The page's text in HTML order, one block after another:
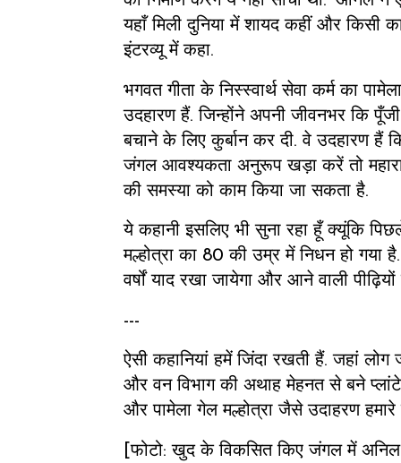
यहाँ मिली दुनिया में शायद कहीं और किसी
इंटरव्यू में कहा.
भगवत गीता के निस्स्वार्थ सेवा कर्म का
उदहारण हैं. जिन्होंने अपनी जीवनभर कि
बचाने के लिए कुर्बान कर दी. वे उदहारण हैं
जंगल आवश्यकता अनुरूप खड़ा करें तो
की समस्या को काम किया जा सकता है.
ये कहानी इसलिए भी सुना रहा हूँ क्यूंकि
मल्होत्रा का 80 की उम्र में निधन हो गया
वर्षों याद रखा जायेगा और आने वाली
---
ऐसी कहानियां हमें जिंदा रखती हैं. जहां
और वन विभाग की अथाह मेहनत से बने
और पामेला गेल मल्होत्रा जैसे उदाहरण हमारे
[फोटो: खुद के विकसित किए जंगल में